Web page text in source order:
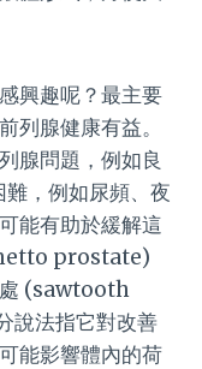
興趣呢？最主要
列腺健康有益。
腺問題，例如良
，例如尿頻、夜
能有助於緩解這
prostate)
處 (sawtooth
法指它對改善
能影響體內的荷